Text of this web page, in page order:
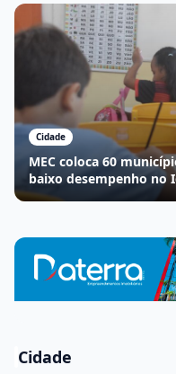
Cidade
MEC coloca 60
baixo desempenho no
Cidade